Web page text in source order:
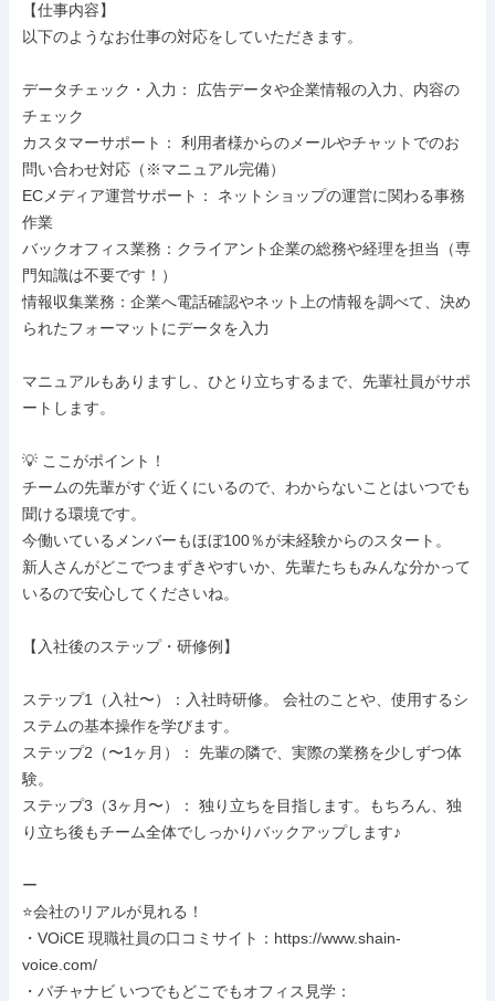
【仕事内容】
以下のようなお仕事の対応をしていただきます。
データチェック・入力： 広告データや企業情報の入力、内容の
チェック
カスタマーサポート： 利用者様からのメールやチャットでのお
問い合わせ対応（※マニュアル完備）
ECメディア運営サポート： ネットショップの運営に関わる事務
作業
バックオフィス業務：クライアント企業の総務や経理を担当（専
門知識は不要です！）
情報収集業務：企業へ電話確認やネット上の情報を調べて、決め
られたフォーマットにデータを入力
マニュアルもありますし、ひとり立ちするまで、先輩社員がサポ
ートします。
💡 ここがポイント！
チームの先輩がすぐ近くにいるので、わからないことはいつでも
聞ける環境です。
今働いているメンバーもほぼ100％が未経験からのスタート。
新人さんがどこでつまずきやすいか、先輩たちもみんな分かって
いるので安心してくださいね。
【入社後のステップ・研修例】
ステップ1（入社〜）：入社時研修。 会社のことや、使用するシ
ステムの基本操作を学びます。
ステップ2（〜1ヶ月）： 先輩の隣で、実際の業務を少しずつ体
験。
ステップ3（3ヶ月〜）： 独り立ちを目指します。もちろん、独
り立ち後もチーム全体でしっかりバックアップします♪
ー
⭐会社のリアルが見れる！
・VOiCE 現職社員の口コミサイト：https://www.shain-
voice.com/
・バチャナビ いつでもどこでもオフィス見学：